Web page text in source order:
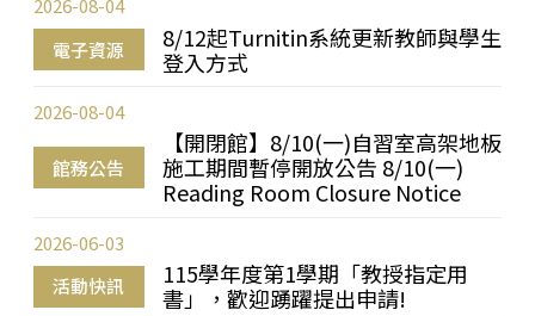
電子資源
8/12起Turnitin系統更新教師與學生
登入方式
2026-08-04
館務公告
【開閉館】8/10(一)自習室高架地板
施工期間暫停開放公告 8/10(一)
Reading Room Closure Notice
2026-08-04
活動快訊
115學年度第1學期「教授指定用
書」，歡迎踴躍提出申請!
2026-06-03